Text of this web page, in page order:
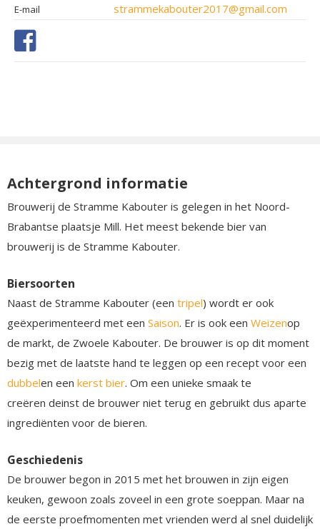
E-mail strammekabouter2017@gmail.com
Achtergrond informatie
Brouwerij de Stramme Kabouter is gelegen in het Noord-
Brabantse plaatsje Mill. Het meest bekende bier van
brouwerij is de Stramme Kabouter.
Biersoorten
Naast de Stramme Kabouter (een tripel) wordt er ook
geëxperimenteerd met een Saison. Er is ook een Weizenop
de markt, de Zwoele Kabouter. De brouwer is op dit moment
bezig met de laatste hand te leggen op een recept voor een
dubbelen een kerst bier. Om een unieke smaak te
creëren deinst de brouwer niet terug en gebruikt dus aparte
ingrediënten voor de bieren.
Geschiedenis
De brouwer begon in 2015 met het brouwen in zijn eigen
keuken, gewoon zoals zoveel in een grote soeppan. Maar na
de eerste proefmomenten met vrienden werd al snel duidelijk